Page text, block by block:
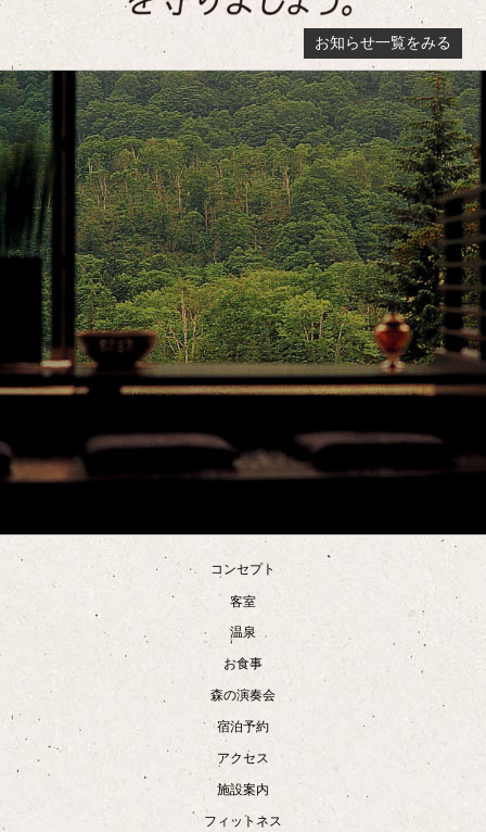
お知らせ一覧をみる
コンセプト
客室
温泉
お食事
森の演奏会
宿泊予約
アクセス
施設案内
フィットネス